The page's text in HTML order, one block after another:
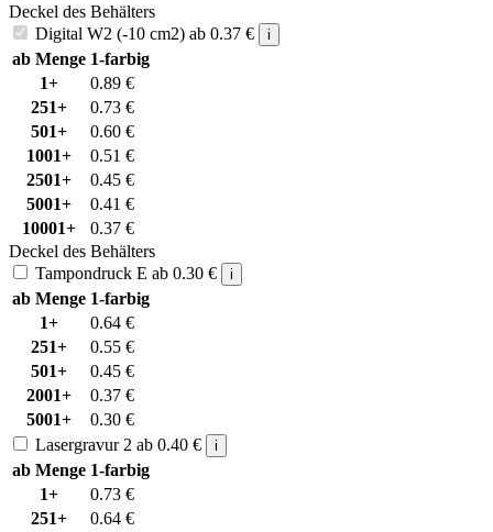
Deckel des Behälters
Digital W2 (-10 cm2) ab 0.37 € i
ab Menge 1-farbig
1+
0.89 €
251+
0.73 €
501+
0.60 €
1001+
0.51 €
2501+
0.45 €
5001+
0.41 €
10001+
0.37 €
Deckel des Behälters
Tampondruck E ab 0.30 € i
ab Menge 1-farbig
1+
0.64 €
251+
0.55 €
501+
0.45 €
2001+
0.37 €
5001+
0.30 €
Lasergravur 2 ab 0.40 € i
ab Menge 1-farbig
1+
0.73 €
251+
0.64 €